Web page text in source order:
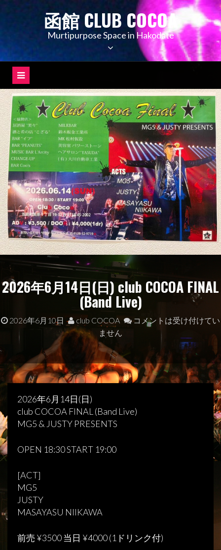
ツ
キ
ッ
プ
函館 CLUB COCOA
Murtipurpose Space in Hakodate
2026年6月14日(日) club COCOA FINAL
(Band Live)
2026年6月10日 club COCOA
コメントは受け付けてい
ません
2026年6月14日(日)
club COCOA FINAL (Band Live)
MG5 & JUSTY PRESENTS
OPEN 18:30 START 19:00
[ACT]
MG5
JUSTY
MASAYASU NIIKAWA
前売 ¥3500 当日 ¥4000 (1ドリンク付)